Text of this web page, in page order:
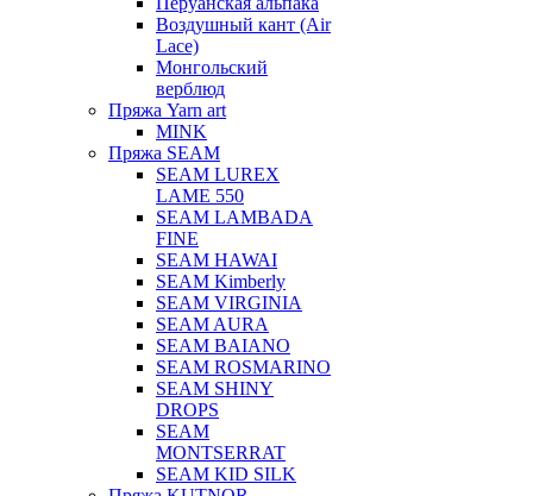
Воздушный кант (Air
Lace)
Монгольский
верблюд
Пряжа Yarn art
MINK
Пряжа SEAM
SEAM LUREX
LAME 550
SEAM LAMBADA
FINE
SEAM HAWAI
SEAM Kimberly
SEAM VIRGINIA
SEAM AURA
SEAM BAIANO
SEAM ROSMARINO
SEAM SHINY
DROPS
SEAM
MONTSERRAT
SEAM KID SILK